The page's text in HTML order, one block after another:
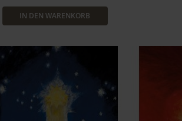
IN DEN WARENKORB